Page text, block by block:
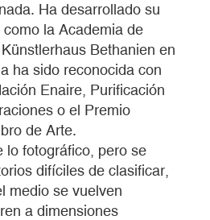
Ha desarrollado su
la Academia de
Bethanien en
ha sido reconocida con
Enaire, Purificación
o el Premio
de Arte.
lo fotográfico, pero se
difíciles de clasificar,
medio se vuelven
a dimensiones